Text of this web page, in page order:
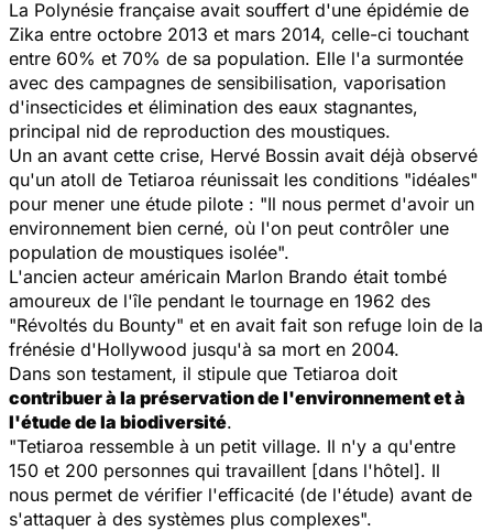
La Polynésie française avait souffert d'une épidémie de
Zika entre octobre 2013 et mars 2014, celle-ci touchant
entre 60% et 70% de sa population. Elle l'a surmontée
avec des campagnes de sensibilisation, vaporisation
d'insecticides et élimination des eaux stagnantes,
principal nid de reproduction des moustiques.
Un an avant cette crise, Hervé Bossin avait déjà observé
qu'un atoll de Tetiaroa réunissait les conditions "idéales"
pour mener une étude pilote : "Il nous permet d'avoir un
environnement bien cerné, où l'on peut contrôler une
population de moustiques isolée".
L'ancien acteur américain Marlon Brando était tombé
amoureux de l'île pendant le tournage en 1962 des
"Révoltés du Bounty" et en avait fait son refuge loin de la
frénésie d'Hollywood jusqu'à sa mort en 2004.
Dans son testament, il stipule que Tetiaroa doit
contribuer à la préservation de l'environnement et à
l'étude de la biodiversité.
"Tetiaroa ressemble à un petit village. Il n'y a qu'entre
150 et 200 personnes qui travaillent [dans l'hôtel]. Il
nous permet de vérifier l'efficacité (de l'étude) avant de
s'attaquer à des systèmes plus complexes".